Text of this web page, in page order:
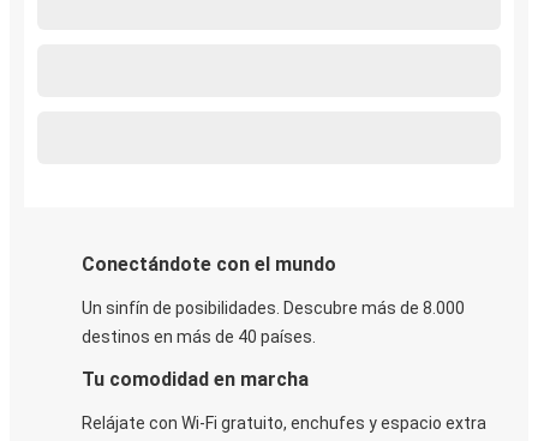
Conectándote con el mundo
Un sinfín de posibilidades. Descubre más de 8.000
destinos en más de 40 países.
Tu comodidad en marcha
Relájate con Wi-Fi gratuito, enchufes y espacio extra